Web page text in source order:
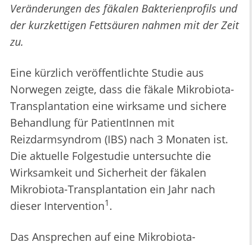
Veränderungen des fäkalen Bakterienprofils und
der kurzkettigen Fettsäuren nahmen mit der Zeit
zu.
Eine kürzlich veröffentlichte Studie aus
Norwegen zeigte, dass die fäkale Mikrobiota-
Transplantation eine wirksame und sichere
Behandlung für PatientInnen mit
Reizdarmsyndrom (IBS) nach 3 Monaten ist.
Die aktuelle Folgestudie untersuchte die
Wirksamkeit und Sicherheit der fäkalen
Mikrobiota-Transplantation ein Jahr nach
dieser Intervention1 .
Das Ansprechen auf eine Mikrobiota-